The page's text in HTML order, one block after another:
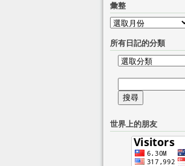
彙整
彙
整
所有日記的分類
所
日
記
分
尋
鍵
世界上的朋友